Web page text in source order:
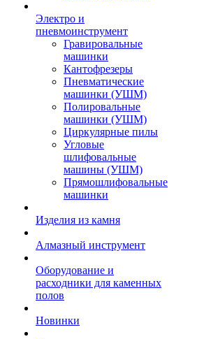
Электро и
пневмоинструмент
Гравировальные
машинки
Кантофрезеры
Пневматические
машинки (УШМ)
Полировальные
машинки (УШМ)
Циркулярные пилы
Угловые
шлифовальные
машины (УШМ)
Прямошлифовальные
машинки
Изделия из камня
Алмазный инструмент
Оборудование и
расходники для каменных
полов
Новинки